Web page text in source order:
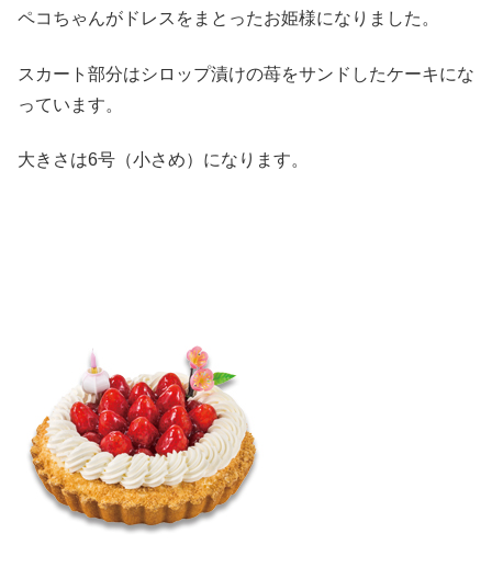
ペコちゃんがドレスをまとったお姫様になりました。
スカート部分はシロップ漬けの苺をサンドしたケーキにな
っています。
大きさは6号（小さめ）になります。